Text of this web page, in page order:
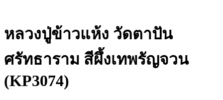
หลวงปู่ข้าวแห้ง วัดตาปัน
ศรัทธาราม สีผึ้งเทพรัญจวน
(KP3074)